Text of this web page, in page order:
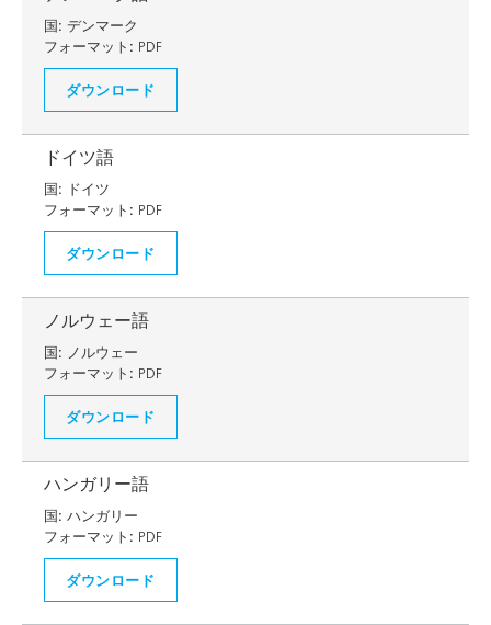
国: デンマーク
フォーマット: PDF
ダウンロード
ドイツ語
国: ドイツ
フォーマット: PDF
ダウンロード
ノルウェー語
国: ノルウェー
フォーマット: PDF
ダウンロード
ハンガリー語
国: ハンガリー
フォーマット: PDF
ダウンロード